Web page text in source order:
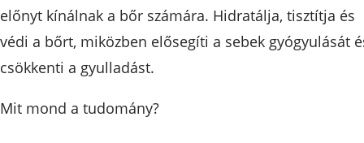
előnyt kínálnak a bőr számára. Hidratálja, tisztítja és
védi a bőrt, miközben elősegíti a sebek gyógyulását
csökkenti a gyulladást.
Mit mond a tudomány?